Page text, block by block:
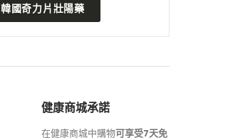
韓國奇力片壯陽藥
健康商城承諾
在健康商城中購物可享受7天免